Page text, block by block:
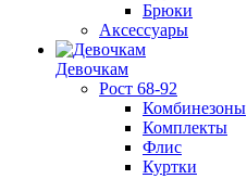
Брюки
Аксессуары
Девочкам
Рост 68-92
Комбинезоны
Комплекты
Флис
Куртки